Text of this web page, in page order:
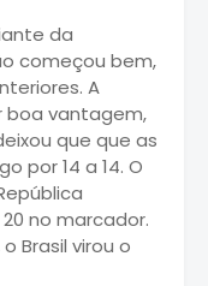
da
começou bem,
A
boa vantagem,
que que as
por 14 a 14. O
no marcador.
Brasil virou o